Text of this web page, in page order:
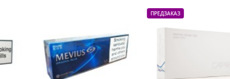
ПРЕДЗАКАЗ